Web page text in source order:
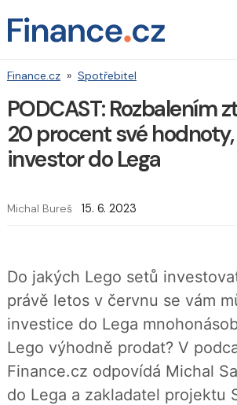
Finance.cz » Spotřebitel
PODCAST: Rozbalením
20 procent své
investor do Lega
Michal Bureš 15. 6. 2023
Do jakých Lego setů
právě letos v červnu se vám
investice do Lega
Lego výhodně prodat? V
Finance.cz odpovídá Michal
do Lega a zakladatel projektu